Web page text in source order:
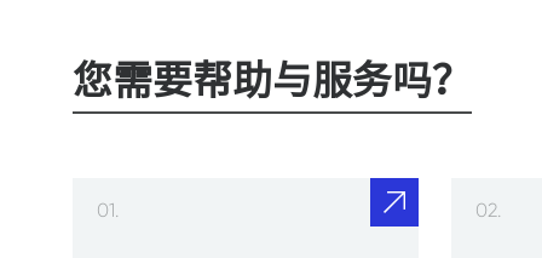
您需要帮助与服务吗？
01. 02.